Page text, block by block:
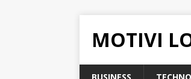
MOTIVI